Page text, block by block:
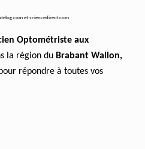
et sciencedirect.com
Optométriste aux
la région du Brabant Wallon,
répondre à toutes vos